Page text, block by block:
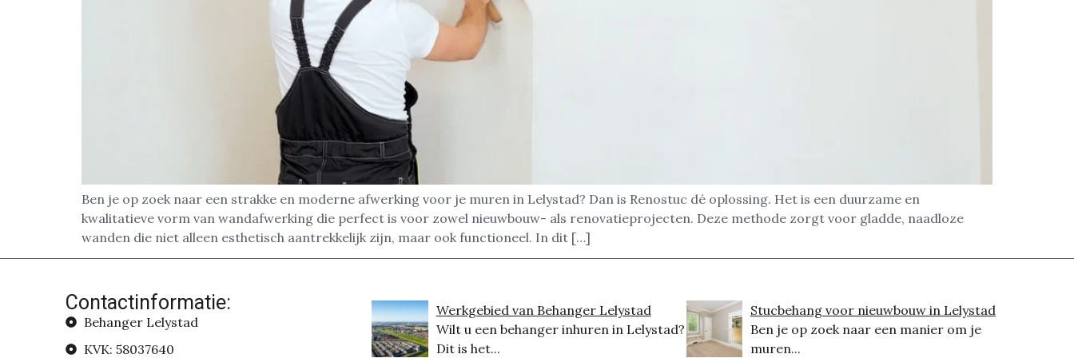
Ben je op zoek naar een strakke en moderne afwerking voor je muren in Lelystad? Dan is Renostuc dé oplossing. Het is een duurzame en
kwalitatieve vorm van wandafwerking die perfect is voor zowel nieuwbouw- als renovatieprojecten. Deze methode zorgt voor gladde, naadloze
wanden die niet alleen esthetisch aantrekkelijk zijn, maar ook functioneel. In dit […]
Contactinformatie:
Behanger Lelystad
KVK: 58037640
Werkgebied van Behanger Lelystad
Wilt u een behanger inhuren in Lelystad?
Dit is het...
Stucbehang voor nieuwbouw in Lelystad
Ben je op zoek naar een manier om je
muren...